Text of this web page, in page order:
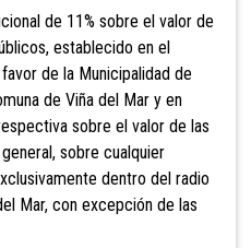
de 11% sobre el valor de
establecido en el
de la Municipalidad de
de Viña del Mar y en
sobre el valor de las
sobre cualquier
dentro del radio
Mar, con excepción de las